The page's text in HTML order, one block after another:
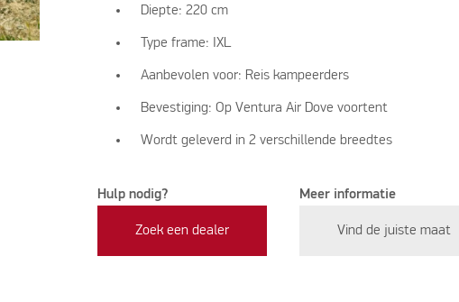
Diepte: 220 cm
Type frame: IXL
Aanbevolen voor: Reis kampeerders
Bevestiging: Op Ventura Air Dove voortent
Wordt geleverd in 2 verschillende breedtes
Hulp nodig?
Zoek een dealer
Meer informatie
Vind de juiste maat